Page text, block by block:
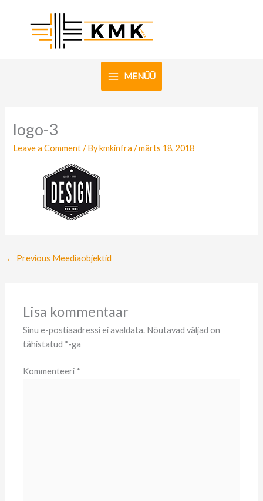
MENÜÜ
logo-3
Leave a Comment / Bykmkinfra/märts 18, 2018
← Previous Meediaobjektid
Lisa kommentaar
Sinu e-postiaadressi ei avaldata. Nõutavad väljad on
tähistatud *-ga
Kommenteeri *